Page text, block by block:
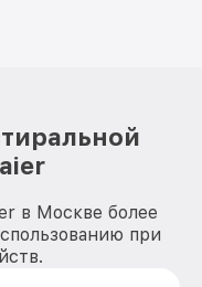
в Москве более
при